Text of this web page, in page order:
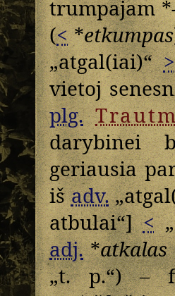
trumpajam *
(<*etkumpas
„atgal(iai)“>
vietoj
plg.
darybinei
geriausia
išadv.
atbulai“]<
adj.*atkalas
„t. p.“) –